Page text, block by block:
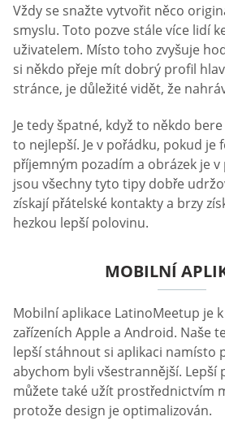
Vždy se snažte vytvořit něco
smyslu. Toto pozve stále více lidí
uživatelem. Místo toho zvyšuje
si někdo přeje mít dobrý profil
stránce, je důležité vidět, že
Je tedy špatné, když to někdo
to nejlepší. Je v pořádku, pokud je
příjemným pozadím a obrázek je v
jsou všechny tyto tipy dobře
získají přátelské kontakty a brzy
hezkou lepší polovinu.
MOBILNÍ
Mobilní aplikace LatinoMeetup je
zařízeních Apple a Android. Naše
lepší stáhnout si aplikaci namísto
abychom byli všestrannější. Lepší
můžete také užít prostřednictvím
protože design je optimalizován.